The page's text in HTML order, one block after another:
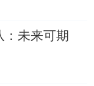
：未来可期